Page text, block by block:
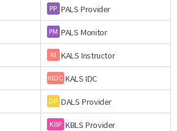
PP PALS Provider
PM PALS Monitor
KI KALS Instructor
KIDC KALS IDC
DP DALS Provider
KBP KBLS Provider